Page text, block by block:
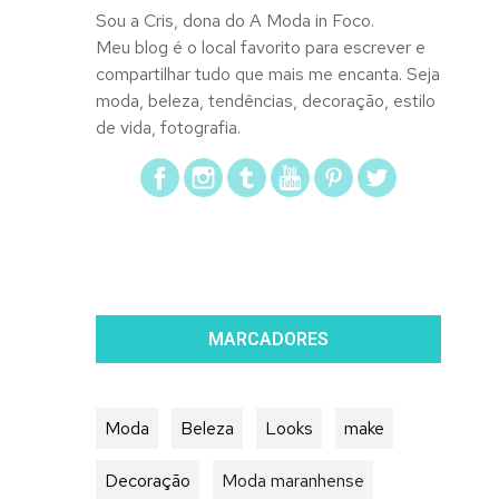
Sou a Cris, dona do A Moda in Foco.
Meu blog é o local favorito para escrever e
compartilhar tudo que mais me encanta. Seja
moda, beleza, tendências, decoração, estilo
de vida, fotografia.
MARCADORES
Moda Beleza Looks make
Decoração Moda maranhense